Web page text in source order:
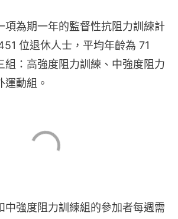
項為期一年的監督性抗阻力訓練計
位退休人士，平均年齡為 71
組：高強度阻力訓練、中強度阻力
運動組。
中強度阻力訓練組的參加者每週需